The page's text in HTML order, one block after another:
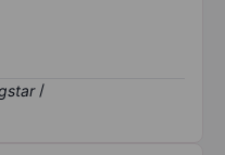
/